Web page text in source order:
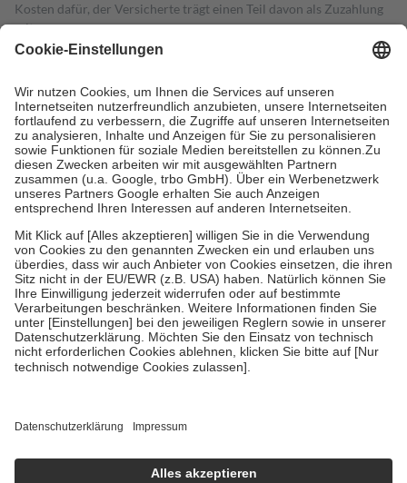
Kosten dafür, der Versicherte trägt einen Teil davon als Zuzahlung
mit.
Grundsätzlich leisten Mitglieder Zuzahlungen in Höhe von zehn
höchstens zehn Euro.
Es sind jedoch nie mehr als die tatsächlichen
Kosten der Leistung zu entrichten.
Diese Regeln gelten grundsätzlich auch für Online-Apotheken.
Bei Heilmitteln und häuslicher Krankenpflege beträgt die
Zuzahlung zehn Prozent der Kosten sowie zehn Euro je
Verordnung.
Um das Engagement der Versicherten für ihre eigene Gesundheit zu
stärken und die besondere Stellung der Familie zu unterstützen,
fallenkeine Zuzahlungenan bei:
• Kindern und Jugendlichen bis zum vollendeten 18. Lebensjahr
mit Ausnahme der Fahrkosten
• Untersuchungen zur Vorsorge und Früherkennung, die von der
GKV getragen werden
• empfohlenen Schutzimpfungen
• Harn- und Blutteststreifen
getroffen, um sicherzustellen, dass es sich um echte Bewertungen
https://help.etrusted.com/hc/de/articles/4419944605341